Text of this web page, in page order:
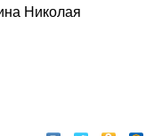
Николая